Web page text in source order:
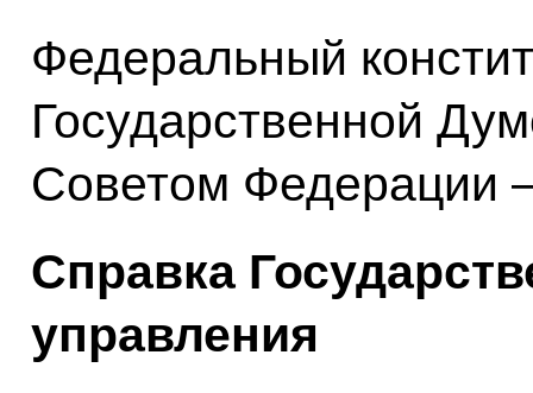
Федеральный
Государственной
Советом Федерации
Справка
управления